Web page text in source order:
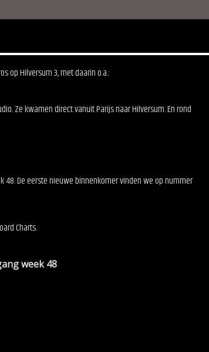
op Hilversum 3, met daarin o.a.:
Ze kwamen direct vanuit Parijs naar Hilversum. En rond
48. De eerste nieuwe binnenkomer vinden we op nummer
Charts.
week 48